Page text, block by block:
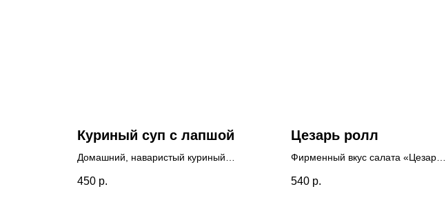
Куриный суп с лапшой
Домашний, наваристый куриный
морковью
450 р.
Цезарь ролл
Фирменный вкус салата «Цезарь»
Нежное куриное филе, свежий
540 р.